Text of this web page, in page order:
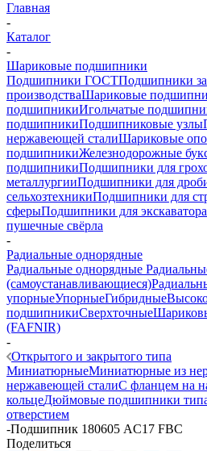
Главная
-
Каталог
-
Шариковые подшипники
Подшипники ГОСТПодшипники
производстваШариковые
подшипникиИгольчатые
подшипникиПодшипниковые узлы
нержавеющей сталиШариковые
подшипникиЖелезнодорожные
подшипникиПодшипники для
металлургииПодшипники для
сельхозтехникиПодшипники для
сферыПодшипники для
пушечные свёрла
-
Радиальные однорядные
Радиальные однорядные
(самоустанавливающиеся)
упорныеУпорныеГибридные
подшипникиСверхточные
(FAFNIR)
-
Открытого и закрытого типа
МиниатюрныеМиниатюрные из
нержавеющей сталиС фланцем на
кольцеДюймовые подшипники
отверстием
-Подшипник 180605 AC17 FBC
Поделиться